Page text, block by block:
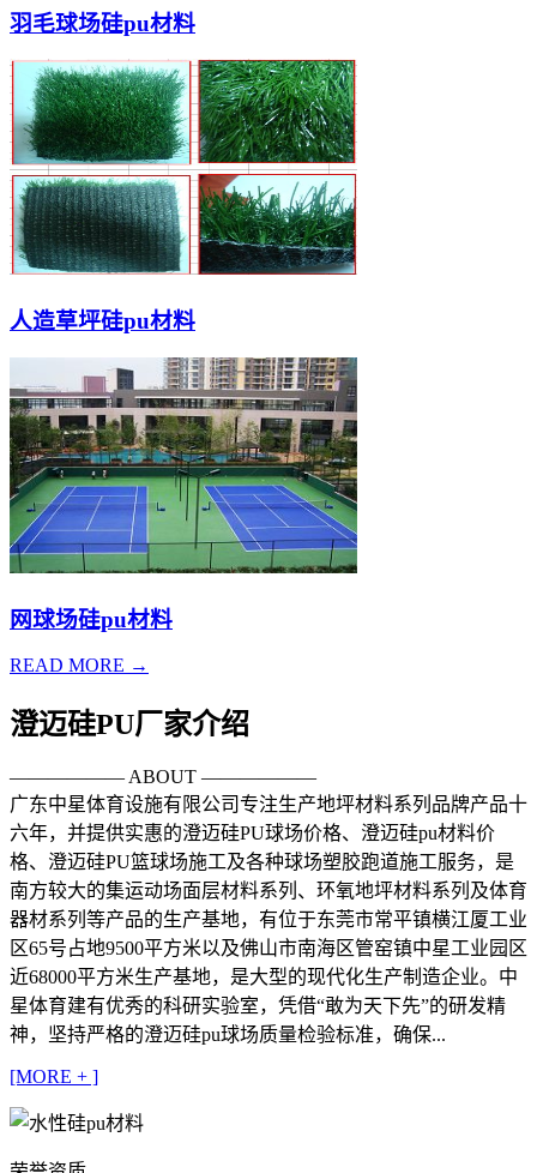
羽毛球场硅pu材料
人造草坪硅pu材料
网球场硅pu材料
READ MORE →
澄迈硅PU厂家介绍
—————— ABOUT ——————
广东中星体育设施有限公司专注生产地坪材料系列品牌产品十
六年，并提供实惠的澄迈硅PU球场价格、澄迈硅pu材料价
格、澄迈硅PU篮球场施工及各种球场塑胶跑道施工服务，是
南方较大的集运动场面层材料系列、环氧地坪材料系列及体育
器材系列等产品的生产基地，有位于东莞市常平镇横江厦工业
区65号占地9500平方米以及佛山市南海区管窑镇中星工业园区
近68000平方米生产基地，是大型的现代化生产制造企业。中
星体育建有优秀的科研实验室，凭借“敢为天下先”的研发精
神，坚持严格的澄迈硅pu球场质量检验标准，确保...
[MORE + ]